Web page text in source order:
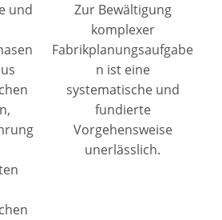
und
Zur Bewältigung
komplexer
Fabrikplanungsaufgabe
n ist eine
systematische und
fundierte
Vorgehensweise
unerlässlich.